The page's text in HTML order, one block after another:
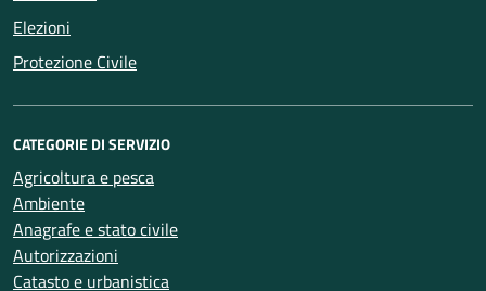
Elezioni
Protezione Civile
CATEGORIE DI SERVIZIO
Agricoltura e pesca
Ambiente
Anagrafe e stato civile
Autorizzazioni
Catasto e urbanistica